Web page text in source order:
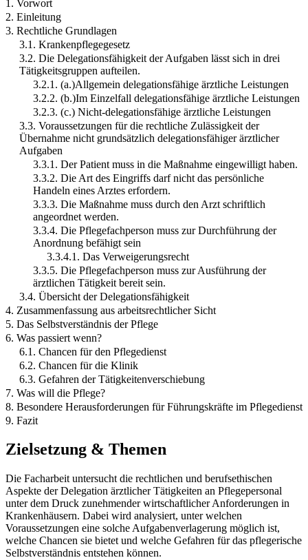
1. Vorwort
2. Einleitung
3. Rechtliche Grundlagen
3.1. Krankenpflegegesetz
3.2. Die Delegationsfähigkeit der Aufgaben lässt sich in drei
Tätigkeitsgruppen aufteilen.
3.2.1. (a.)Allgemein delegationsfähige ärztliche Leistungen
3.2.2. (b.)Im Einzelfall delegationsfähige ärztliche Leistungen
3.2.3. (c.) Nicht-delegationsfähige ärztliche Leistungen
3.3. Voraussetzungen für die rechtliche Zulässigkeit der
Übernahme nicht grundsätzlich delegationsfähiger ärztlicher
Aufgaben
3.3.1. Der Patient muss in die Maßnahme eingewilligt haben.
3.3.2. Die Art des Eingriffs darf nicht das persönliche
Handeln eines Arztes erfordern.
3.3.3. Die Maßnahme muss durch den Arzt schriftlich
angeordnet werden.
3.3.4. Die Pflegefachperson muss zur Durchführung der
Anordnung befähigt sein
3.3.4.1. Das Verweigerungsrecht
3.3.5. Die Pflegefachperson muss zur Ausführung der
ärztlichen Tätigkeit bereit sein.
3.4. Übersicht der Delegationsfähigkeit
4. Zusammenfassung aus arbeitsrechtlicher Sicht
5. Das Selbstverständnis der Pflege
6. Was passiert wenn?
6.1. Chancen für den Pflegedienst
6.2. Chancen für die Klinik
6.3. Gefahren der Tätigkeitenverschiebung
7. Was will die Pflege?
8. Besondere Herausforderungen für Führungskräfte im Pflegedienst
9. Fazit
Zielsetzung & Themen
Die Facharbeit untersucht die rechtlichen und berufsethischen
Aspekte der Delegation ärztlicher Tätigkeiten an Pflegepersonal
unter dem Druck zunehmender wirtschaftlicher Anforderungen in
Krankenhäusern. Dabei wird analysiert, unter welchen
Voraussetzungen eine solche Aufgabenverlagerung möglich ist,
welche Chancen sie bietet und welche Gefahren für das pflegerische
Selbstverständnis entstehen können.